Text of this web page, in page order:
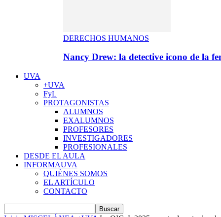
DERECHOS HUMANOS
Nancy Drew: la detective icono de la
UVA
+UVA
FyL
PROTAGONISTAS
ALUMNOS
EXALUMNOS
PROFESORES
INVESTIGADORES
PROFESIONALES
DESDE EL AULA
INFORMAUVA
QUIÉNES SOMOS
EL ARTÍCULO
CONTACTO